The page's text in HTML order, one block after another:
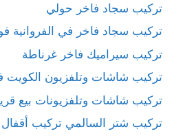
تركيب سجاد فاخر حولي
تركيب سجاد فاخر في الفروانية
تركيب سيراميك فاخر غرناطة
تركيب شاشات وتلفزيون الكويت
تركيب شاشات وتلفزيونات بيع
تركيب شتر السالمي تركيب